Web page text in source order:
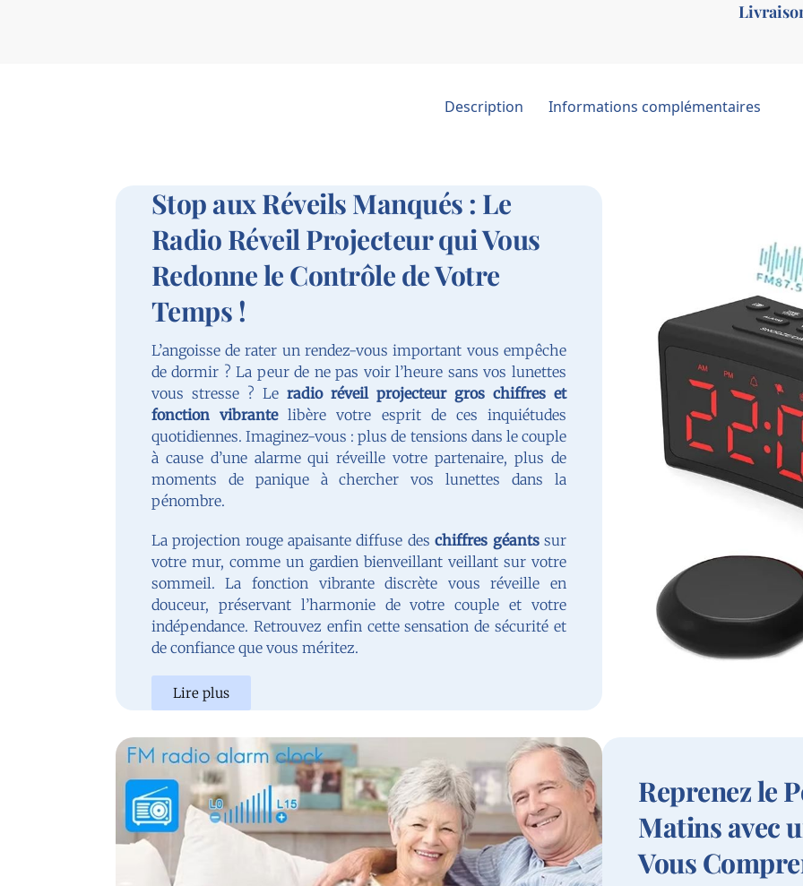
Description Informations complémentaires
Stop aux Réveils Manqués : Le
Radio Réveil Projecteur qui Vous
Redonne le Contrôle de Votre
Temps !
L’angoisse de rater un rendez-vous important vous empêche
de dormir ? La peur de ne pas voir l’heure sans vos lunettes
vous stresse ? Le radio réveil projecteur gros chiffres et
fonction vibrantelibère votre esprit de ces inquiétudes
quotidiennes. Imaginez-vous : plus de tensions dans le couple
à cause d’une alarme qui réveille votre partenaire, plus de
moments de panique à chercher vos lunettes dans la
pénombre.
La projection rouge apaisante diffuse deschiffres géantssur
votre mur, comme un gardien bienveillant veillant sur votre
sommeil. La fonction vibrante discrète vous réveille en
douceur, préservant l’harmonie de votre couple et votre
indépendance. Retrouvez enfin cette sensation de sécurité et
de confiance que vous méritez.
Lire plus
Reprenez le
Matins avec
Vous